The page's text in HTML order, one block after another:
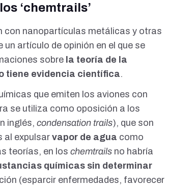
‘chemtrails’
con nanopartículas metálicas y otras
un artículo de opinión en el que se
sobre la teoría de la
tiene evidencia científica.
que emiten los aviones con
se utiliza como oposición a los
inglés,condensation trails), que son
al expulsarvapor de agua como
teorías, en loschemtrails no habría
químicas sin determinar
(esparcir enfermedades, favorecer